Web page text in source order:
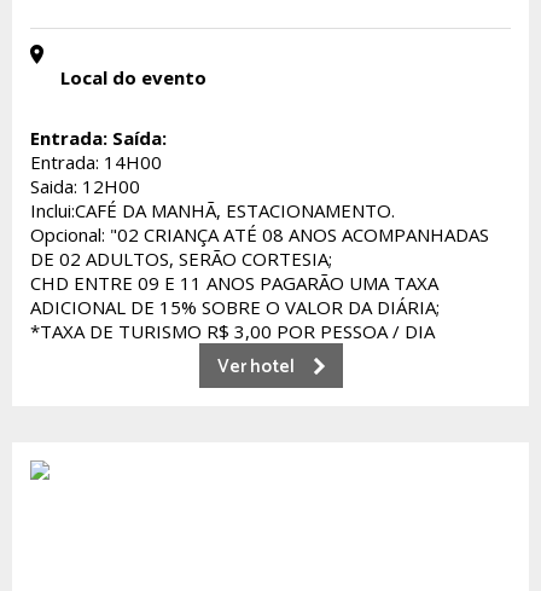
Local do evento
Entrada: Saída:
Entrada: 14H00
Saida: 12H00
Inclui:CAFÉ DA MANHÃ, ESTACIONAMENTO.
Opcional: "02 CRIANÇA ATÉ 08 ANOS ACOMPANHADAS
DE 02 ADULTOS, SERÃO CORTESIA;
CHD ENTRE 09 E 11 ANOS PAGARÃO UMA TAXA
ADICIONAL DE 15% SOBRE O VALOR DA DIÁRIA;
*TAXA DE TURISMO R$ 3,00 POR PESSOA / DIA
Ver hotel